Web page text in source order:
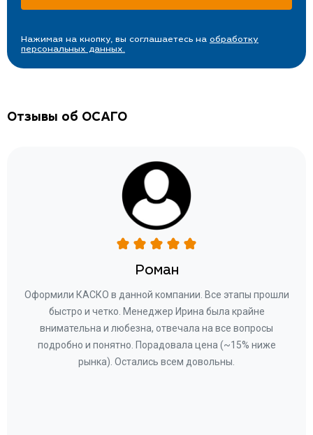
Нажимая на кнопку, вы соглашаетесь на обработку
персональных данных.
Отзывы об ОСАГО
Роман
Оформили КАСКО в данной компании. Все этапы прошли
быстро и четко. Менеджер Ирина была крайне
внимательна и любезна, отвечала на все вопросы
подробно и понятно. Порадовала цена (~15% ниже
рынка). Остались всем довольны.